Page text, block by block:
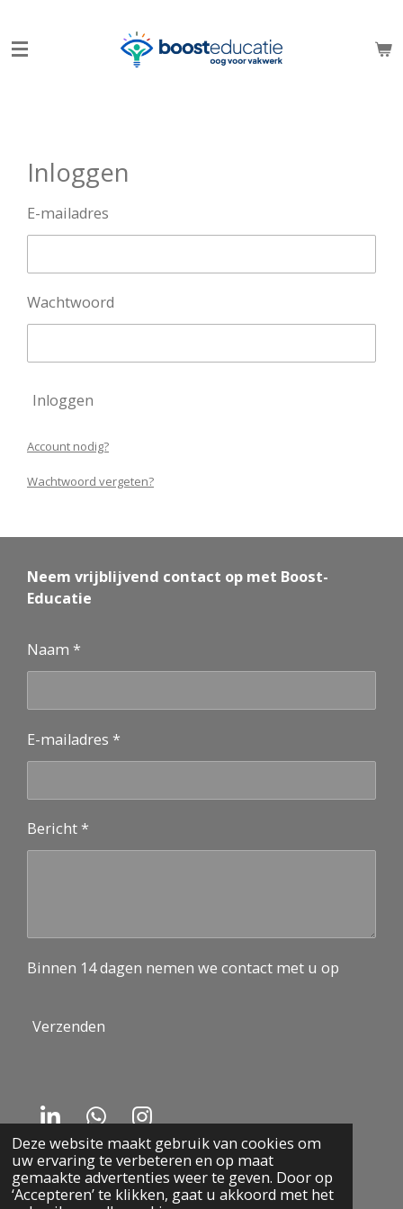
Deze website maakt gebruik van cookies om
uw ervaring te verbeteren en op maat
gemaakte advertenties weer te geven. Door op
‘Accepteren’ te klikken, gaat u akkoord met het
direct
naar
Inloggen
E-mailadres
Wachtwoord
Inloggen
Account nodig?
Wachtwoord vergeten?
Neem vrijblijvend contact op met Boost-
Educatie
Naam *
E-mailadres *
Bericht *
Binnen 14 dagen nemen we contact met u op
Verzenden
L
i
n
k
W
h
a
t
I
n
s
t
© 2026 Boost Educatie
Powered byJouwWeb